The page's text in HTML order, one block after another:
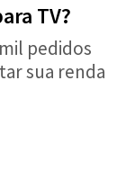
TV?
pedidos
sua renda